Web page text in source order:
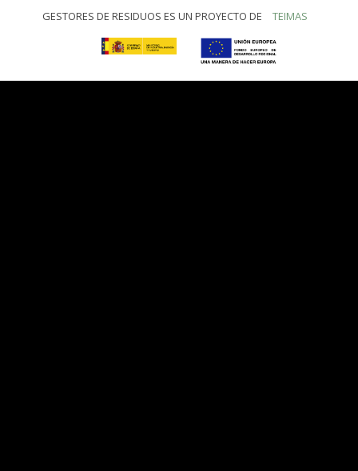
GESTORES DE RESIDUOS ES UN PROYECTO DE TEIMAS